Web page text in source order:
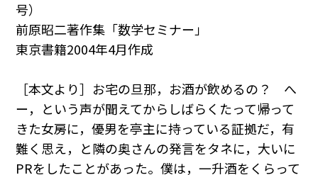
号）
前原昭二著作集「数学セミナー」
東京書籍2004年4月作成
［本文より］お宅の旦那，お酒が飲めるの？ へ
ー，という声が聞えてからしばらくたって帰って
きた女房に，優男を亭主に持っている証拠だ，有
難く思え，と隣の奥さんの発言をタネに，大いに
PRをしたことがあった。僕は，一升酒をくらって